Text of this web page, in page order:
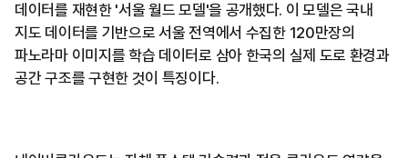
데이터를 재현한 '서울 월드 모델'을 공개했다. 이 모델은 국내
지도 데이터를 기반으로 서울 전역에서 수집한 120만장의
파노라마 이미지를 학습 데이터로 삼아 한국의 실제 도로 환경과
공간 구조를 구현한 것이 특징이다.